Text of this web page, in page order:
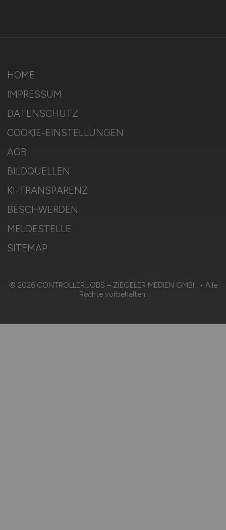
HOME
IMPRESSUM
DATENSCHUTZ
COOKIE-EINSTELLUNGEN
AGB
BILDQUELLEN
KI-TRANSPARENZ
BESCHWERDEN
MELDESTELLE
SITEMAP
© 2026 CONTROLLER.JOBS – ZIEGELER MEDIEN GMBH • Alle
Rechte vorbehalten.